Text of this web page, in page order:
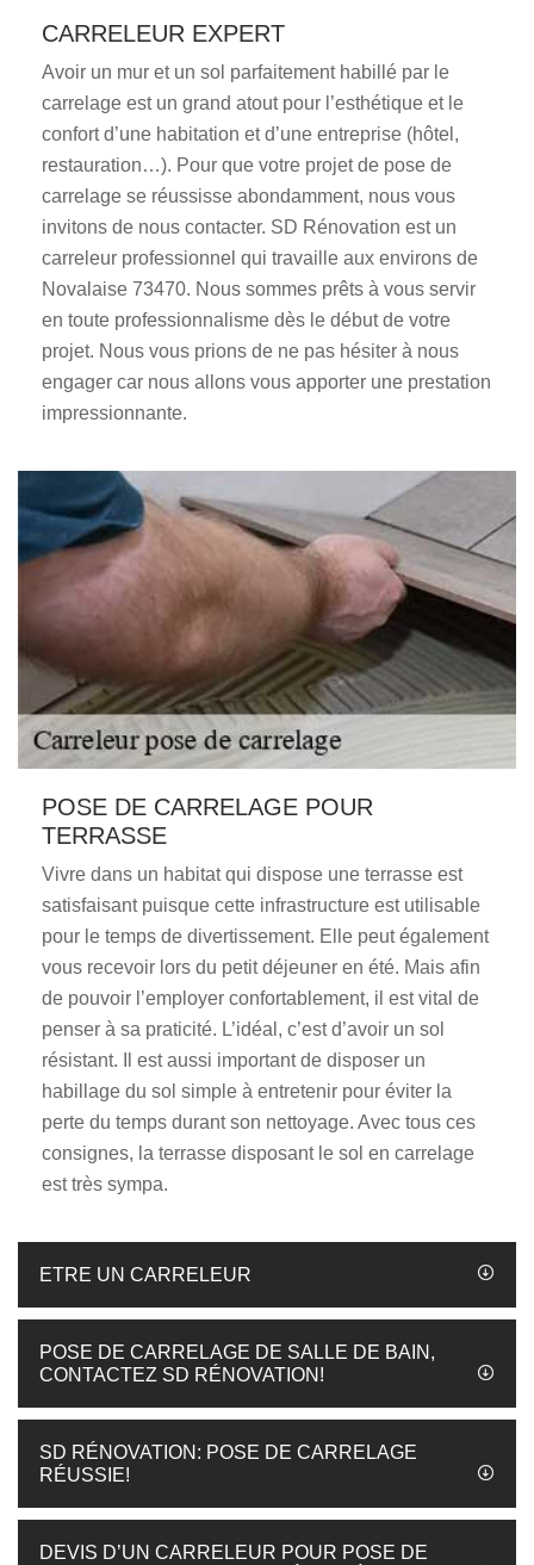
CARRELEUR EXPERT
Avoir un mur et un sol parfaitement habillé par le
carrelage est un grand atout pour l’esthétique et le
confort d’une habitation et d’une entreprise (hôtel,
restauration…). Pour que votre projet de pose de
carrelage se réussisse abondamment, nous vous
invitons de nous contacter. SD Rénovation est un
carreleur professionnel qui travaille aux environs de
Novalaise 73470. Nous sommes prêts à vous servir
en toute professionnalisme dès le début de votre
projet. Nous vous prions de ne pas hésiter à nous
engager car nous allons vous apporter une prestation
impressionnante.
POSE DE CARRELAGE POUR
TERRASSE
Vivre dans un habitat qui dispose une terrasse est
satisfaisant puisque cette infrastructure est utilisable
pour le temps de divertissement. Elle peut également
vous recevoir lors du petit déjeuner en été. Mais afin
de pouvoir l’employer confortablement, il est vital de
penser à sa praticité. L’idéal, c’est d’avoir un sol
résistant. Il est aussi important de disposer un
habillage du sol simple à entretenir pour éviter la
perte du temps durant son nettoyage. Avec tous ces
consignes, la terrasse disposant le sol en carrelage
est très sympa.
ETRE UN CARRELEUR
POSE DE CARRELAGE DE SALLE DE BAIN,
CONTACTEZ SD RÉNOVATION!
SD RÉNOVATION: POSE DE CARRELAGE
RÉUSSIE!
DEVIS D’UN CARRELEUR POUR POSE DE